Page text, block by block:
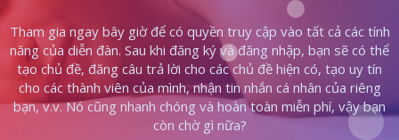
Tham gia ngay bây giờ để có quyền truy cập vào tất cả các tính
năng của diễn đàn. Sau khi đăng ký và đăng nhập, bạn sẽ có thể
tạo chủ đề, đăng câu trả lời cho các chủ đề hiện có, tạo uy tín
cho các thành viên của mình, nhận tin nhắn cá nhân của riêng
bạn, v.v. Nó cũng nhanh chóng và hoàn toàn miễn phí, vậy bạn
còn chờ gì nữa?